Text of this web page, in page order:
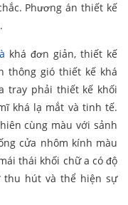
Phương án thiết kế
khá đơn giản, thiết kế
thông gió thiết kế khá
tray phải thiết kế khối
khá lạ mắt và tinh tế.
cùng màu với sảnh
cửa nhôm kính màu
thái khối chữ a có độ
thu hút và thể hiện sự